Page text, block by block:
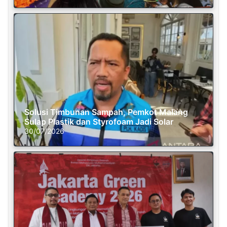
Solusi Timbunan Sampah, Pemkot Malang
Sulap Plastik dan Styrofoam Jadi Solar
30/07/2026